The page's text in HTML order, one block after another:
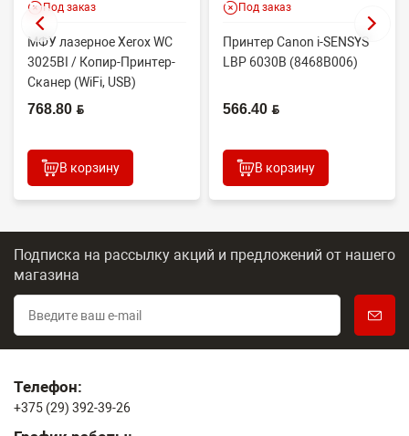
Под заказ
МФУ лазерное Xerox WC
3025BI / Копир-Принтер-
Сканер (WiFi, USB)
768.80 BYN
В корзину
Под заказ
Принтер Canon i-SENSYS
LBP 6030B (8468B006)
566.40 BYN
В корзину
Подписка на рассылку акций и предложений от нашего
магазина
Телефон:
+375 (29) 392-39-26